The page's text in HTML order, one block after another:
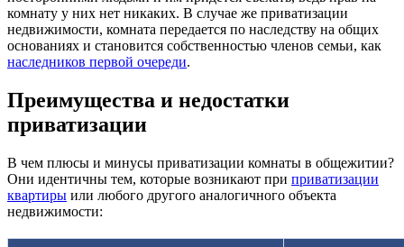
комнату у них нет никаких. В случае же приватизации
недвижимости, комната передается по наследству на общих
основаниях и становится собственностью членов семьи, как
наследников первой очереди.
Преимущества и недостатки
приватизации
В чем плюсы и минусы приватизации комнаты в общежитии?
Они идентичны тем, которые возникают при приватизации
квартиры или любого другого аналогичного объекта
недвижимости: